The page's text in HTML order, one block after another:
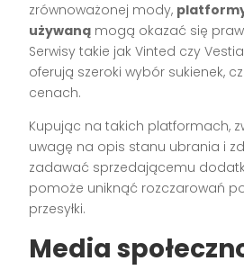
zrównoważonej mody,
używaną mogą okazać się
Serwisy takie jak Vinted czy
oferują szeroki wybór sukienek,
cenach.
Kupując na takich platformach,
uwagę na opis stanu ubrania i
zadawać sprzedającemu
pomoże uniknąć rozczarowań
przesyłki.
Media